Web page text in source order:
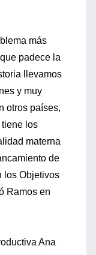
más
padece la
llevamos
y muy
otros países,
los
materna
de
los Objetivos
Ramos en
Ana